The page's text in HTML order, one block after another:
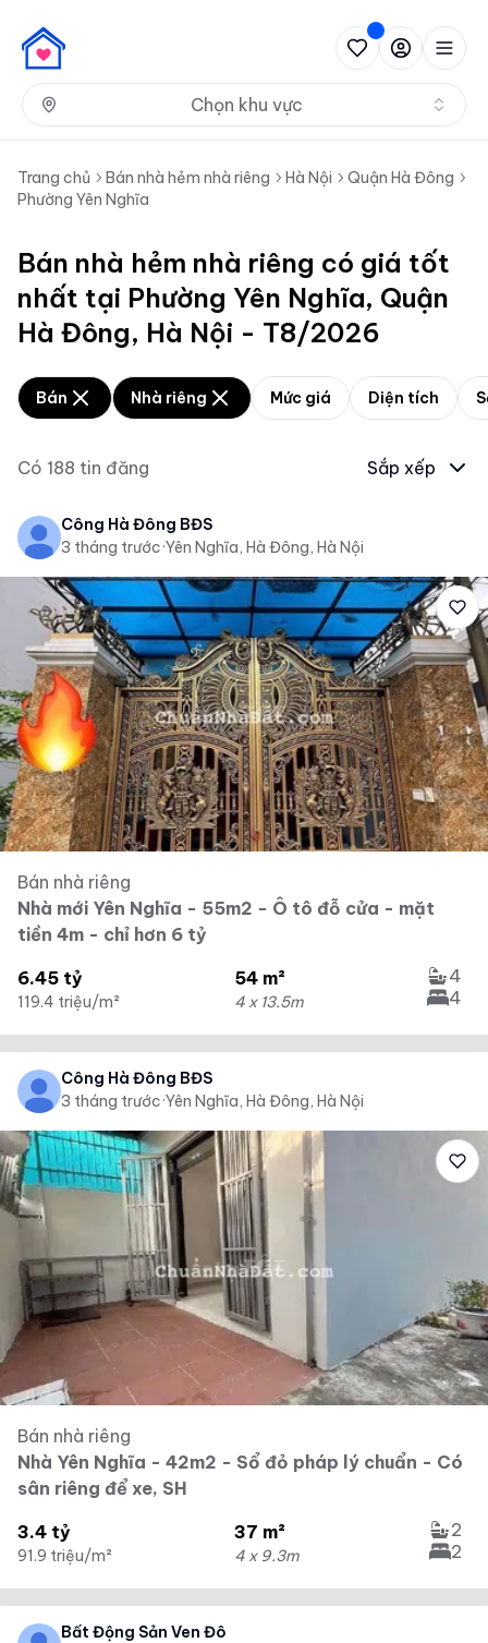
Chọn khu vực
Trang chủ Bán nhà hẻm nhà riêng Hà Nội
Quận Hà Đông
Phường Yên Nghĩa
Bán nhà hẻm nhà riêng có giá tốt
nhất tại Phường Yên Nghĩa, Quận
Hà Đông, Hà Nội - T8/2026
Bán Nhà riêng Mức giá Diện tích
Có 188 tin đăng Sắp xếp
Công Hà Đông BĐS
3 tháng trước·Yên Nghĩa, Hà Đông, Hà Nội
Bán nhà riêng
Nhà mới Yên Nghĩa - 55m2 - Ô tô đỗ cửa - mặt
tiền 4m - chỉ hơn 6 tỷ
6.45 tỷ
119.4 triệu/m²
54 m²
4 x 13.5m
4
4
Công Hà Đông BĐS
3 tháng trước·Yên Nghĩa, Hà Đông, Hà Nội
Bán nhà riêng
Nhà Yên Nghĩa - 42m2 - Sổ đỏ pháp lý chuẩn - Có
sân riêng để xe, SH
3.4 tỷ
91.9 triệu/m²
37 m²
4 x 9.3m
2
2
Bất Động Sản Ven Đô